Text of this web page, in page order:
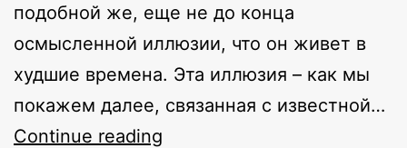
подобной же, еще не до конца
осмысленной иллюзии, что он живет в
худшие времена. Эта иллюзия – как мы
покажем далее, связанная с известной…
Continue reading